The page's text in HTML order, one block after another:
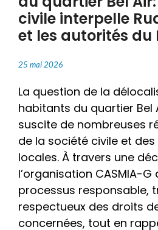
civile interpelle
et les autorités du
25 mai 2026
La question de la
habitants du quartier Bel
suscite de nombreuses
de la société civile et
locales. À travers une
l’organisation CASMIA-G
processus responsable,
respectueux des droits
concernées, tout en